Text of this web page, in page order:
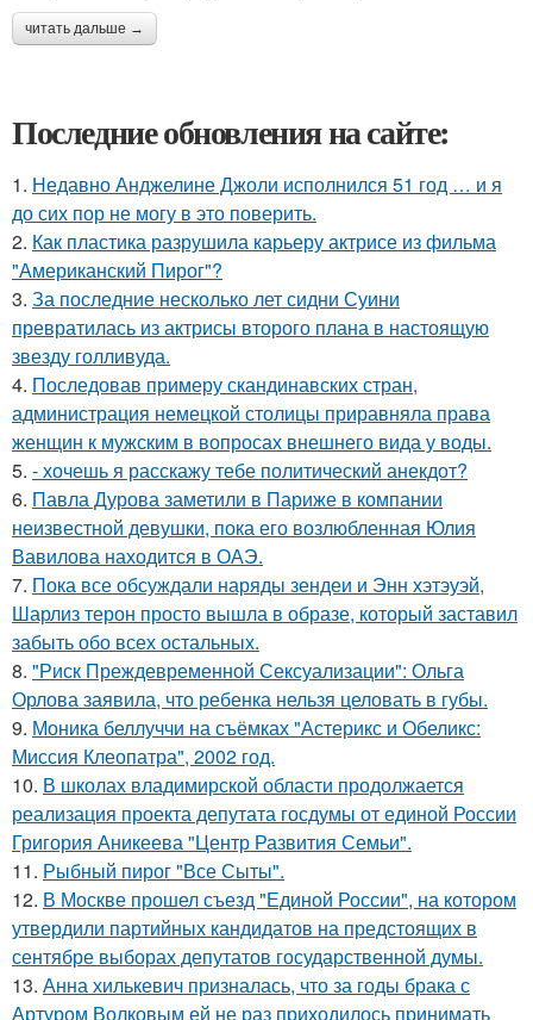
читать дальше →
Последние обновления на сайте:
1. Недавно Анджелине Джоли исполнился 51 год … и я
до сих пор не могу в это поверить.
2. Как пластика разрушила карьеру актрисе из фильма
"Американский Пирог"?
3. За последние несколько лет сидни Суини
превратилась из актрисы второго плана в настоящую
звезду голливуда.
4. Последовав примеру скандинавских стран,
администрация немецкой столицы приравняла права
женщин к мужским в вопросах внешнего вида у воды.
5. - хочешь я расскажу тебе политический анекдот?
6. Павла Дурова заметили в Париже в компании
неизвестной девушки, пока его возлюбленная Юлия
Вавилова находится в ОАЭ.
7. Пока все обсуждали наряды зендеи и Энн хэтэуэй,
Шарлиз терон просто вышла в образе, который заставил
забыть обо всех остальных.
8. "Риск Преждевременной Сексуализации": Ольга
Орлова заявила, что ребенка нельзя целовать в губы.
9. Моника беллуччи на съёмках "Астерикс и Обеликс:
Миссия Клеопатра", 2002 год.
10. В школах владимирской области продолжается
реализация проекта депутата госдумы от единой России
Григория Аникеева "Центр Развития Семьи".
11. Рыбный пирог "Все Сыты".
12. В Москве прошел съезд "Единой России", на котором
утвердили партийных кандидатов на предстоящих в
сентябре выборах депутатов государственной думы.
13. Анна хилькевич призналась, что за годы брака с
Артуром Волковым ей не раз приходилось принимать